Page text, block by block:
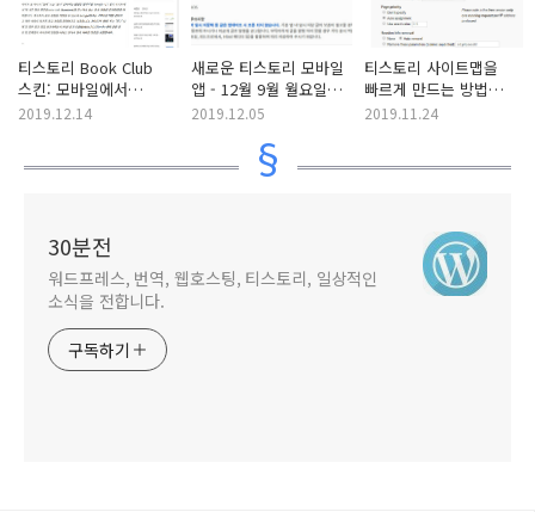
티스토리 Book Club
스킨: 모바일에서
사이드바가 표시되도록
2019.12.14
새로운 티스토리 모바일
앱 - 12월 9월 월요일
출시 예정
2019.12.05
티스토리 사이트맵을
빠르게 만드는 방법
(사이트맵 자동 생성
2019.11.24
30분전
워드프레스, 번역, 웹호스팅, 티스토리, 일상적인
소식을 전합니다.
구독하기